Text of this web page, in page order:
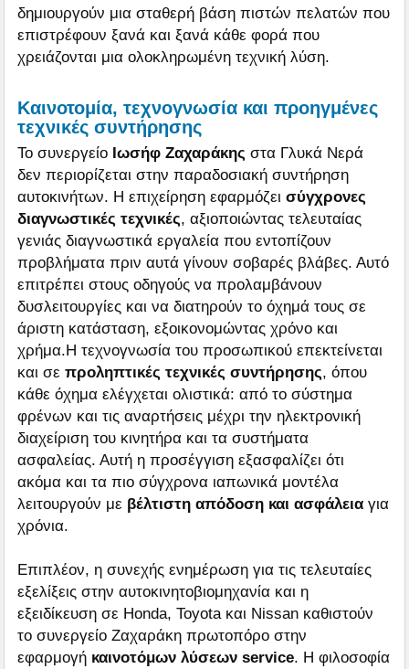
δημιουργούν μια σταθερή βάση πιστών πελατών που
επιστρέφουν ξανά και ξανά κάθε φορά που
χρειάζονται μια ολοκληρωμένη τεχνική λύση.
Καινοτομία, τεχνογνωσία και προηγμένες
τεχνικές συντήρησης
Το συνεργείο Ιωσήφ Ζαχαράκης στα Γλυκά Νερά
δεν περιορίζεται στην παραδοσιακή συντήρηση
αυτοκινήτων. Η επιχείρηση εφαρμόζεισύγχρονες
διαγνωστικές τεχνικές, αξιοποιώντας τελευταίας
γενιάς διαγνωστικά εργαλεία που εντοπίζουν
προβλήματα πριν αυτά γίνουν σοβαρές βλάβες. Αυτό
επιτρέπει στους οδηγούς να προλαμβάνουν
δυσλειτουργίες και να διατηρούν το όχημά τους σε
άριστη κατάσταση, εξοικονομώντας χρόνο και
χρήμα.Η τεχνογνωσία του προσωπικού επεκτείνεται
και σεπροληπτικές τεχνικές συντήρησης, όπου
κάθε όχημα ελέγχεται ολιστικά: από το σύστημα
φρένων και τις αναρτήσεις μέχρι την ηλεκτρονική
διαχείριση του κινητήρα και τα συστήματα
ασφαλείας. Αυτή η προσέγγιση εξασφαλίζει ότι
ακόμα και τα πιο σύγχρονα ιαπωνικά μοντέλα
λειτουργούν με βέλτιστη απόδοση και ασφάλεια για
χρόνια.
Επιπλέον, η συνεχής ενημέρωση για τις τελευταίες
εξελίξεις στην αυτοκινητοβιομηχανία και η
εξειδίκευση σε Honda, Toyota και Nissan καθιστούν
το συνεργείο Ζαχαράκη πρωτοπόρο στην
εφαρμογή καινοτόμων λύσεων service. Η φιλοσοφία